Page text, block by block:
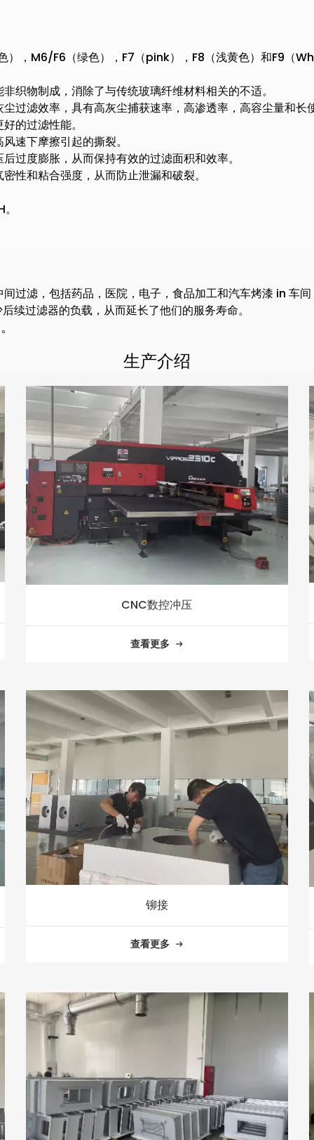
），M6/F6（绿色），F7（pink），F8（浅黄色）和F9（
织物制成，消除了与传统玻璃纤维材料相关的不适。
过滤效率，具有高灰尘捕获速率，高渗透率，高容尘量和长
的过滤性能。
速下摩擦引起的撕裂。
过度膨胀，从而保持有效的过滤面积和效率。
性和粘合强度，从而防止泄漏和破裂。
过滤，包括药品，医院，电子，食品加工和汽车烤漆 in 车
续过滤器的负载，从而延长了他们的服务寿命。
生产介绍
CNC数控冲压
查看更多
铆接
查看更多